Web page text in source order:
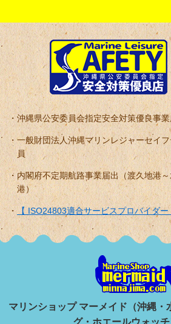
沖縄県公安委員会指定安全対策優良事
一般財団法人沖縄マリンレジャーセイ
員
内閣府不定期航路事業届出（渡久地港
港）
【 ISO24803適合サービスプロバイダー
マリンショップ マーメイド（沖縄
グ・ホエールウォッチ